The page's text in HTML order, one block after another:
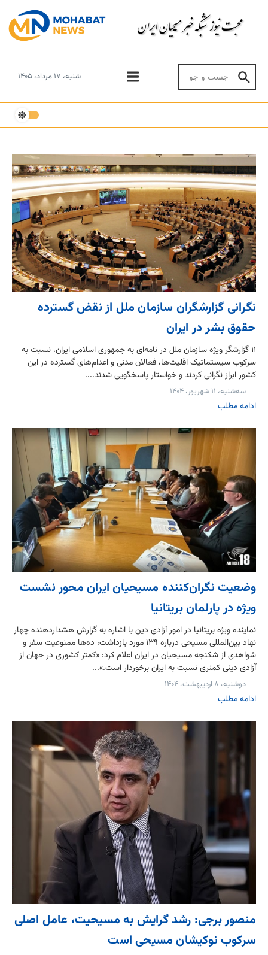
شنبه، ۱۷ مرداد، ۱۴۰۵
نگرانی گزارشگران سازمان ملل از نقض گسترده
حقوق بشر در ایران
۱۱ گزارشگر ویژه سازمان ملل در نامه‌ای به جمهوری اسلامی ایران، نسبت به
سرکوب سیستماتیک اقلیت‌ها، فعالان مدنی و اعدام‌های گسترده در این
کشور ابراز نگرانی کردند و خواستار پاسخگویی شدند....
سه‌شنبه، ۱۱ شهریور، ۱۴۰۴
ادامه مطلب
وضعیت نگران‌کننده مسیحیان ایران محور نشست
ویژه در پارلمان بریتانیا
نماینده ویژه بریتانیا در امور آزادی دین با اشاره به گزارش هشداردهنده چهار
نهاد بین‌المللی مسیحی درباره ۱۳۹ مورد بازداشت، ده‌ها ممنوعیت سفر و
شواهدی از شکنجه مسیحیان در ایران اعلام کرد: «کمتر کشوری در جهان از
آزادی دینی کمتری نسبت به ایران برخوردار است.»...
دوشنبه، ۸ اردیبهشت، ۱۴۰۴
ادامه مطلب
منصور برجی: رشد گرایش به مسیحیت، عامل اصلی
سرکوب نوکیشان مسیحی است